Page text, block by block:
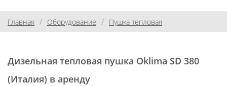
Главная / Оборудование / Пушка тепловая
Дизельная тепловая пушка Oklima SD 380
(Италия) в аренду